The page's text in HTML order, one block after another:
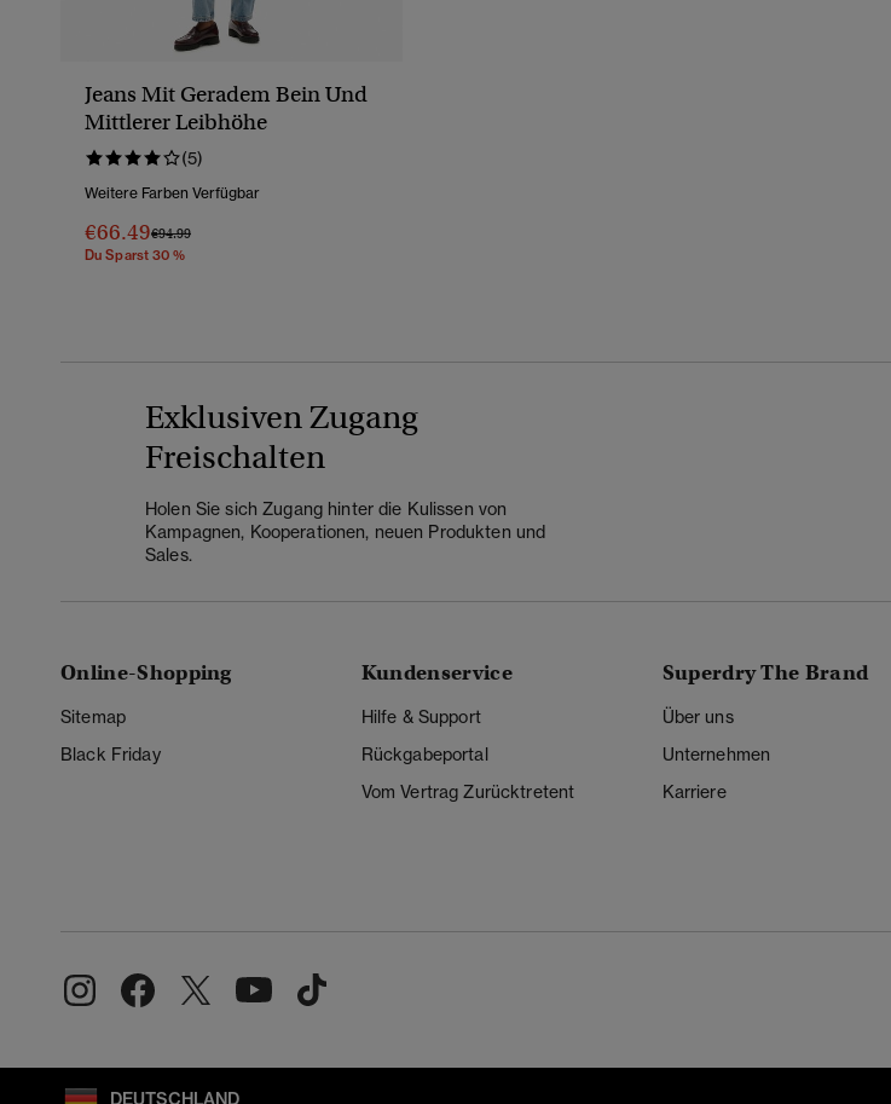
Jeans Mit Geradem Bein Und
Mittlerer Leibhöhe
(5)
Weitere Farben Verfügbar
€66.49Preis Wurde Reduziert Von
€94.99Bis
Du Sparst 30 %
Exklusiven Zugang
Freischalten
Holen Sie sich Zugang hinter die Kulissen von
Kampagnen, Kooperationen, neuen Produkten und
Sales.
Online-Shopping
Sitemap
Black Friday
Kundenservice
Hilfe & Support
Rückgabeportal
Vom Vertrag Zurücktretent
Superdry The Brand
Über uns
Unternehmen
Karriere
DEUTSCHLAND